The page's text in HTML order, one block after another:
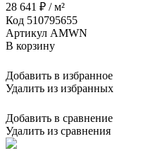
28 641 ₽ / м²
Код 510795655
Артикул AMWN
В корзину
Добавить в избранное
Удалить из избранных
Добавить в сравнение
Удалить из сравнения